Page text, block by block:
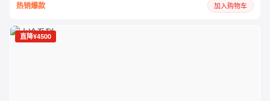
热销爆款 加入购物车
直降¥4500